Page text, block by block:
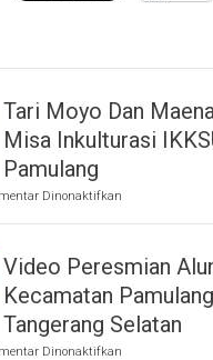
Tari Moyo Dan
Misa Inkulturasi
Pamulang
Dinonaktifkanpada
Moyo
Maena
Acara
Misa
Inkulturasi
IKKSU
Pamulang
Video Peresmian
Kecamatan Pamulang
Tangerang Selatan
Dinonaktifkanpada